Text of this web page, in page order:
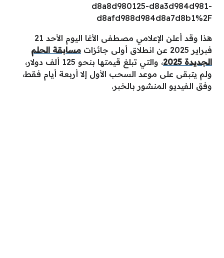
d8a8d980125-d8a3d984d981-
d8afd988d984d8a7d8b1%2F
هذا وقد أعلن الإعلامي مصطفى الأغا اليوم الأحد 21
فبراير 2025 عن انطلاق أولى جائزات
مسابقة الحلم
الجديدة 2025
، والتي تبلغ قيمتها بنحو 125 ألف دولار،
ولم يتبقى على موعد السحب الأول إلا أربعة أيام فقط،
وفق الفيديو المنشور بالخبر.